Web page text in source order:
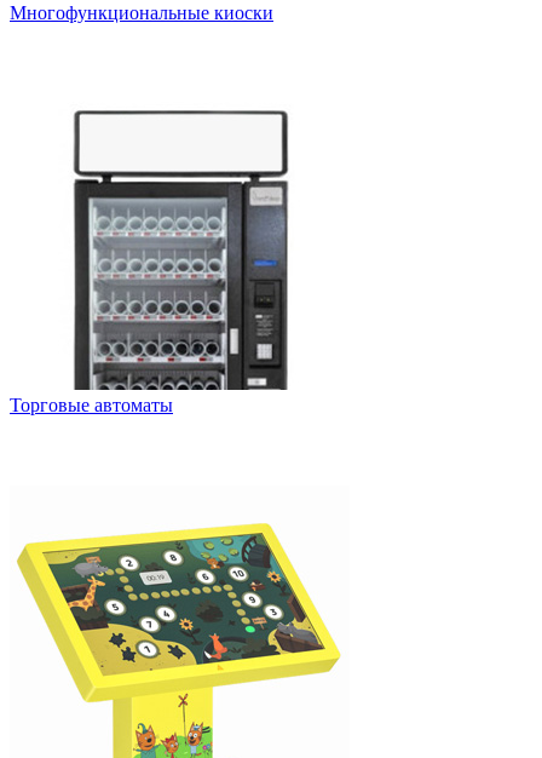
Многофункциональные киоски
Торговые автоматы